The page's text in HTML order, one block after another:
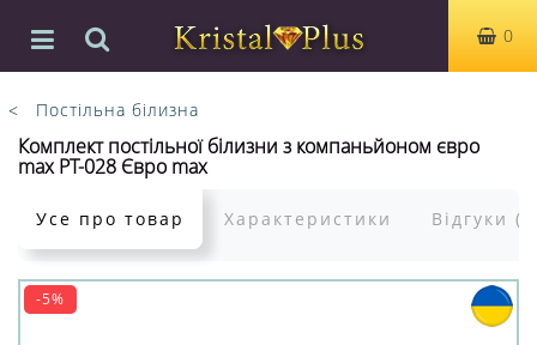
0
Постільна білизна
Комплект постільної білизни з компаньйоном євро
max PT-028 Євро max
Усе про товар Характеристики Відгуки
-5%